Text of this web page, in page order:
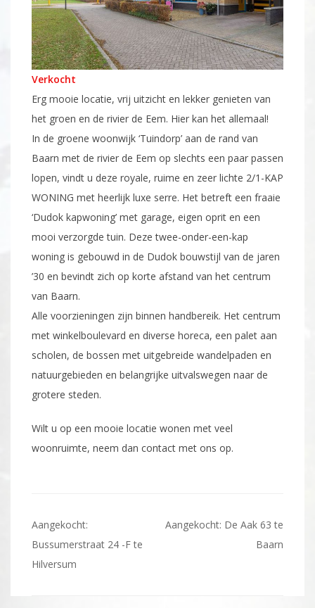
Verkocht
Erg mooie locatie, vrij uitzicht en lekker genieten van
het groen en de rivier de Eem. Hier kan het allemaal!
In de groene woonwijk ‘Tuindorp’ aan de rand van
Baarn met de rivier de Eem op slechts een paar passen
lopen, vindt u deze royale, ruime en zeer lichte 2/1-KAP
WONING met heerlijk luxe serre. Het betreft een fraaie
‘Dudok kapwoning’ met garage, eigen oprit en een
mooi verzorgde tuin. Deze twee-onder-een-kap
woning is gebouwd in de Dudok bouwstijl van de jaren
’30 en bevindt zich op korte afstand van het centrum
van Baarn.
Alle voorzieningen zijn binnen handbereik. Het centrum
met winkelboulevard en diverse horeca, een palet aan
scholen, de bossen met uitgebreide wandelpaden en
natuurgebieden en belangrijke uitvalswegen naar de
grotere steden.
Wilt u op een mooie locatie wonen met veel
woonruimte, neem dan contact met ons op.
Bericht
navigatie
Aangekocht:
Bussumerstraat 24 -F te
Hilversum
Aangekocht: De Aak 63 te
Baarn